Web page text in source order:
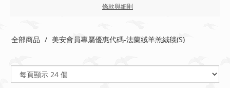
條款與細則
全部商品 美安會員專屬優惠代碼-法蘭絨羊羔絨毯(S)